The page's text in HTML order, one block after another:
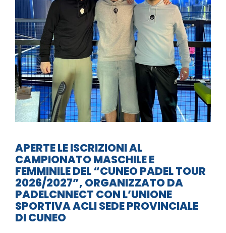
APERTE LE ISCRIZIONI AL
CAMPIONATO MASCHILE E
FEMMINILE DEL “CUNEO PADEL TOUR
2026/2027”, ORGANIZZATO DA
PADELCNNECT CON L’UNIONE
SPORTIVA ACLI SEDE PROVINCIALE
DI CUNEO